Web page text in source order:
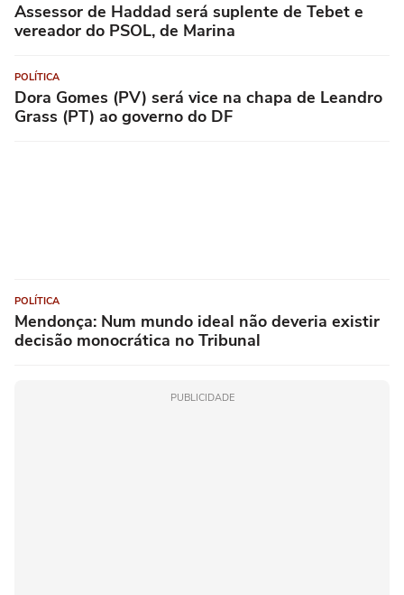
Assessor de Haddad será suplente de Tebet e
vereador do PSOL, de Marina
POLÍTICA
Dora Gomes (PV) será vice na chapa de Leandro
Grass (PT) ao governo do DF
POLÍTICA
Mendonça: Num mundo ideal não deveria existir
decisão monocrática no Tribunal
PUBLICIDADE